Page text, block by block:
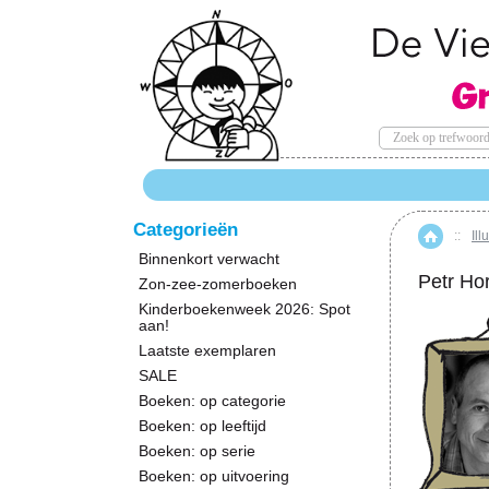
Home
::
Petr
Categorieën
Binnenkort verwacht
Zon-zee-zomerboeken
Kinderboekenweek 2026: Spot
aan!
Laatste exemplaren
SALE
Boeken: op categorie
Boeken: op leeftijd
Boeken: op serie
Boeken: op uitvoering